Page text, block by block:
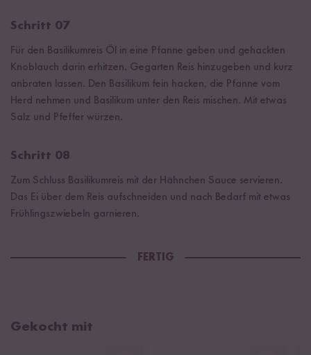
Schritt 07
Für den Basilikumreis Öl in eine Pfanne geben und gehackten
Knoblauch darin erhitzen. Gegarten Reis hinzugeben und kurz
anbraten lassen. Den Basilikum fein hacken, die Pfanne vom
Herd nehmen und Basilikum unter den Reis mischen. Mit etwas
Salz und Pfeffer würzen.
Schritt 08
Zum Schluss Basilikumreis mit der Hähnchen Sauce servieren.
Das Ei über dem Reis aufschneiden und nach Bedarf mit etwas
Frühlingszwiebeln garnieren.
FERTIG
Gekocht mit